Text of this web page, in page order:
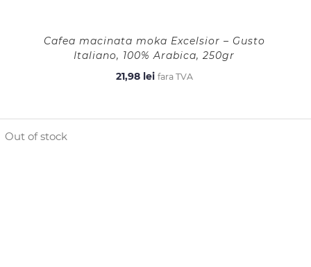
Cafea macinata moka Excelsior – Gusto
Italiano, 100% Arabica, 250gr
21,98 lei fara TVA
Out of stock